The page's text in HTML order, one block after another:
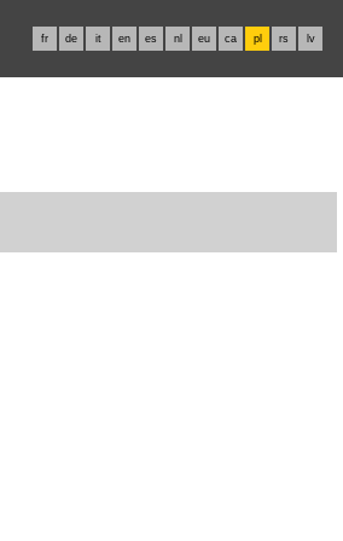
fr de it en es nl eu ca pl rs lv